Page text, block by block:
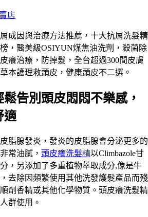
店
成因與治療方法推薦，十大抗屑洗髮精
，醫美級OSIYUN煤焦油洗劑，殺菌除
癢治療，防掉髮，全台超過300間皮膚
本護理救頭皮，健康頭皮不二選。
告別頭皮悶悶不樂感，
適
脂腺發炎，發炎的皮脂腺會分泌更多的
常油膩， 頭皮癢洗髮精以Climbazole甘
，另添加了多重植物萃取成分,像是牛
去除因頻繁使用其他洗發護髮產品而殘
劑香精或其他化學物質。頭皮癢洗髮精
群使用。